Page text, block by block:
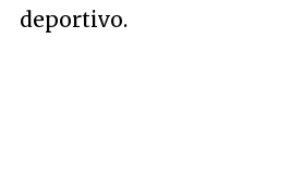
deportivo.